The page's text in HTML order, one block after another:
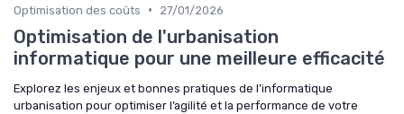
Optimisation des coûts • 27/01/2026
Optimisation de l'urbanisation
informatique pour une meilleure efficacité
Explorez les enjeux et bonnes pratiques de l’informatique
urbanisation pour optimiser l’agilité et la performance de votre